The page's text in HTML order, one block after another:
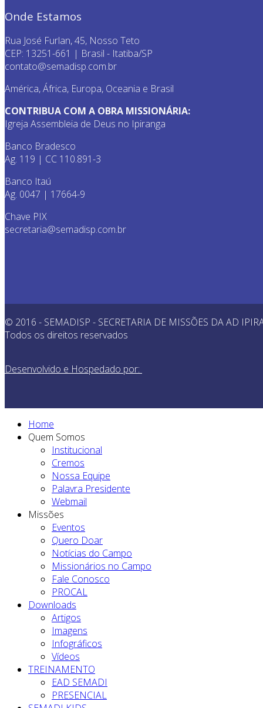
Onde Estamos
Rua José Furlan, 45, Nosso Teto
CEP: 13251-661 | Brasil - Itatiba/SP
contato@semadisp.com.br
América, África, Europa, Oceania e Brasil
CONTRIBUA COM A OBRA MISSIONÁRIA:
Igreja Assembleia de Deus no Ipiranga
Banco Bradesco
Ag. 119 | CC 110.891-3
Banco Itaú
Ag. 0047 | 17664-9
Chave PIX
secretaria@semadisp.com.br
© 2016 - SEMADISP - SECRETARIA DE MISSÕES DA AD
Todos os direitos reservados
Desenvolvido e Hospedado por:
Home
Quem Somos
Institucional
Cremos
Nossa Equipe
Palavra Presidente
Webmail
Missões
Eventos
Quero Doar
Notícias do Campo
Missionários no Campo
Fale Conosco
PROCAL
Downloads
Artigos
Imagens
Infográficos
Vídeos
TREINAMENTO
EAD SEMADI
PRESENCIAL